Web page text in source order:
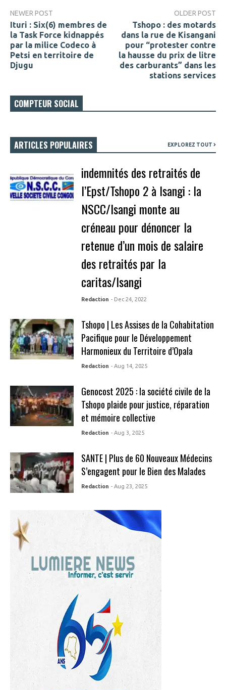
NEWER POST
Ituri : Six(6) membres de
la Task Force kidnappés
par la milice Codeco à
Petsi en territoire de
Djugu
OLDER POST
Tshopo : des motards
dans la rue de Kisangani
pour “protester contre
la hausse du prix de litre
des carburants” dans les
stations services
COMPTEUR SOCIAL
ARTICLES POPULAIRES EXPLOREZ TOUT
indemnités des retraités de
l’Epst/Tshopo 2 à Isangi : la
NSCC/Isangi monte au
créneau pour dénoncer la
retenue d’un mois de salaire
des retraités par la
caritas/Isangi
Redaction - Dec 24, 2022
Tshopo | Les Assises de la Cohabitation
Pacifique pour le Développement
Harmonieux du Territoire d’Opala
Redaction - Aug 14, 2025
Genocost 2025 : la société civile de la
Tshopo plaide pour justice, réparation
et mémoire collective
Redaction - Aug 3, 2025
SANTE | Plus de 60 Nouveaux Médecins
S’engagent pour le Bien des Malades
Redaction - Aug 23, 2025